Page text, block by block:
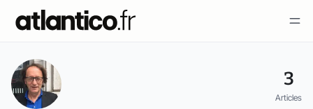
3
Articles